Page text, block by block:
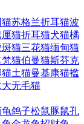
猫苏格兰折耳猫波
厘猫折耳猫犬猫橘
斑猫三花猫缅甸猫
梵猫伯曼猫斯芬克
猫土猫曼基康猫褴
大无毛猫
龟鸽子松鼠豚鼠孔